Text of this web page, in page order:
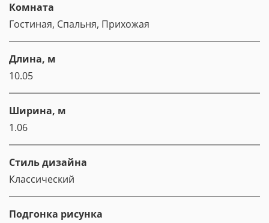
Комната
Гостиная, Спальня, Прихожая
Длина, м
10.05
Ширина, м
1.06
Стиль дизайна
Классический
Подгонка рисунка